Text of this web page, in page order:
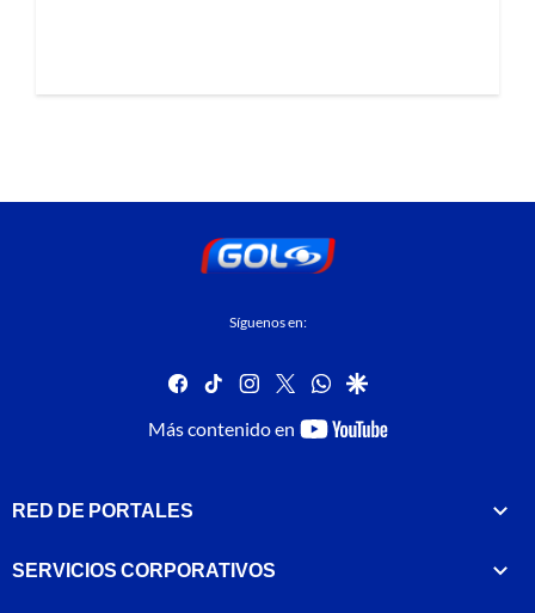
Síguenos en:
facebook
tiktok instagram
twitterwhatsapp
google
Más contenido en
youtube-
RED DE PORTALES
SERVICIOS CORPORATIVOS